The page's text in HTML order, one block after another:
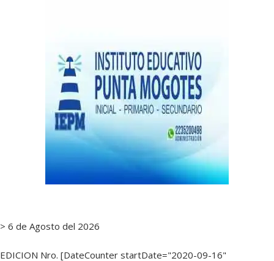
> 6 de Agosto del 2026
EDICION Nro. [DateCounter startDate="2020-09-16"